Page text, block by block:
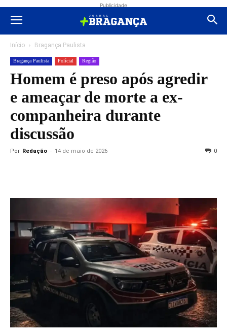
Publicidade
Início Bragança Paulista
Bragança Paulista Polícial Região
Homem é preso após agredir
e ameaçar de morte a ex-
companheira durante
discussão
Por Redação - 14 de maio de 2026 0